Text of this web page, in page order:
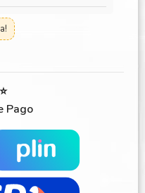
Pago